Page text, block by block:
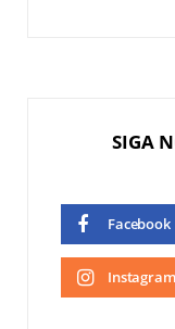
SIGA
Facebook
Instagram